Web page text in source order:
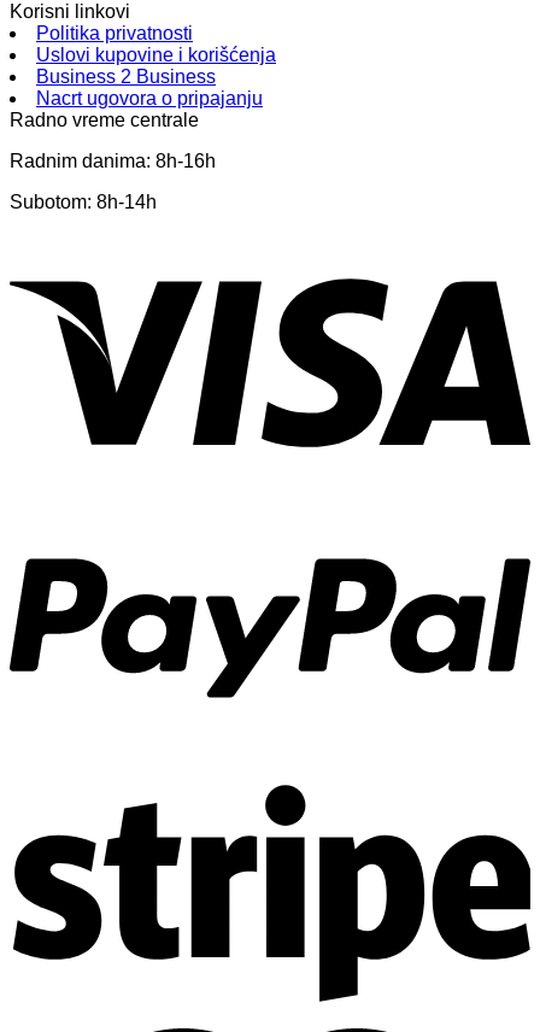
Korisni linkovi
Politika privatnosti
Uslovi kupovine i korišćenja
Business 2 Business
Nacrt ugovora o pripajanju
Radno vreme centrale
Radnim danima: 8h-16h
Subotom: 8h-14h